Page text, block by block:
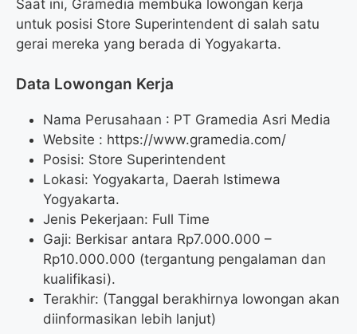
Saat ini, Gramedia membuka lowongan kerja
untuk posisi Store Superintendent di salah satu
gerai mereka yang berada di Yogyakarta.
Data Lowongan Kerja
Nama Perusahaan : PT Gramedia Asri Media
Website : https://www.gramedia.com/
Posisi: Store Superintendent
Lokasi: Yogyakarta, Daerah Istimewa
Yogyakarta.
Jenis Pekerjaan: Full Time
Gaji: Berkisar antara Rp7.000.000 –
Rp10.000.000 (tergantung pengalaman dan
kualifikasi).
Terakhir: (Tanggal berakhirnya lowongan akan
diinformasikan lebih lanjut)